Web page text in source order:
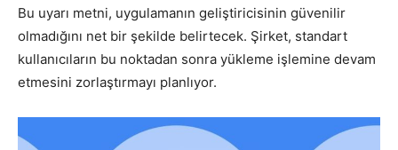
Bu uyarı metni, uygulamanın geliştiricisinin güvenilir
olmadığını net bir şekilde belirtecek. Şirket, standart
kullanıcıların bu noktadan sonra yükleme işlemine devam
etmesini zorlaştırmayı planlıyor.